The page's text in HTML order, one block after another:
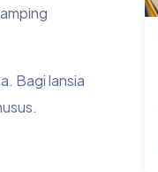
Bagi lansia